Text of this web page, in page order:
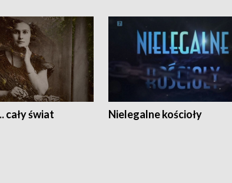
cały świat Nielegalne kościoły